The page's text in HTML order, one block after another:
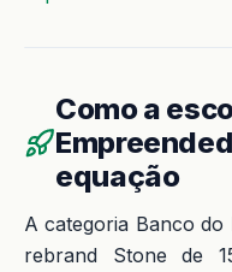
Como a
equação
A categoria Banco
rebrand Stone de